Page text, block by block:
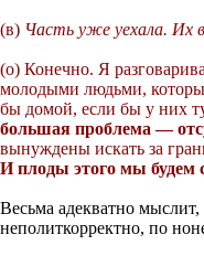
(в) Часть уже уехала. Их
(о) Конечно. Я
молодыми людьми,
бы домой, если бы у них
большая проблема —
вынуждены искать за
И плоды этого мы будем
Весьма адекватно
неполиткорректно, по